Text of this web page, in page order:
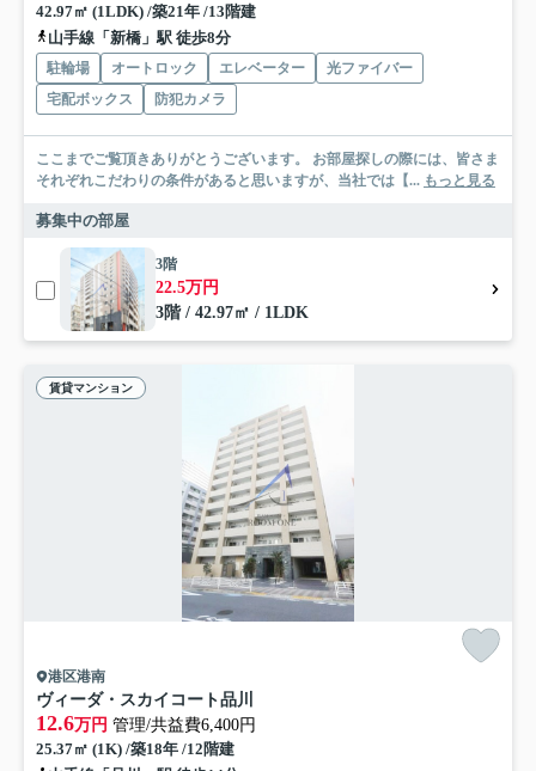
42.97㎡ (1LDK) /築21年 /13階建
山手線「新橋」駅 徒歩8分
駐輪場 オートロック エレベーター
光ファイバー
宅配ボックス
防犯カメラ
ここまでご覧頂きありがとうございます。 お部屋探しの際には、皆さま
それぞれこだわりの条件があると思いますが、当社では【... もっと見る
募集中の部屋
3階
22.5万円
3階 / 42.97㎡ / 1LDK
賃貸マンション
港区港南
ヴィーダ・スカイコート品川
12.6万円 管理/共益費6,400円
25.37㎡ (1K) /築18年 /12階建